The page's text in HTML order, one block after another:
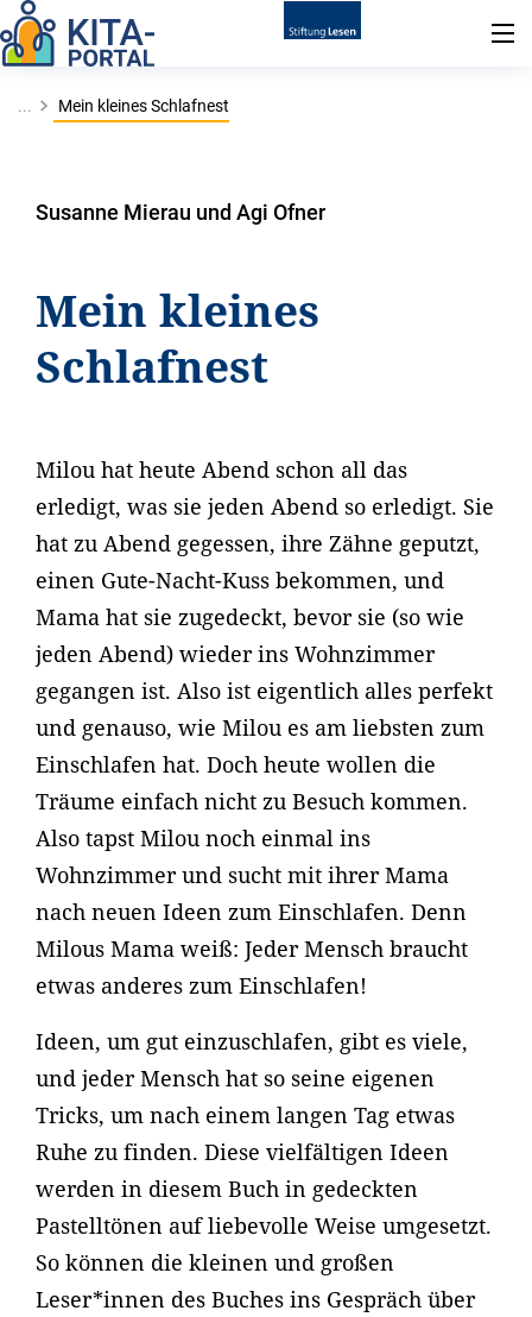
... Mein kleines Schlafnest
Susanne Mierau und Agi Ofner
Mein kleines
Schlafnest
Milou hat heute Abend schon all das
erledigt, was sie jeden Abend so erledigt. Sie
hat zu Abend gegessen, ihre Zähne geputzt,
einen Gute-Nacht-Kuss bekommen, und
Mama hat sie zugedeckt, bevor sie (so wie
jeden Abend) wieder ins Wohnzimmer
gegangen ist. Also ist eigentlich alles perfekt
und genauso, wie Milou es am liebsten zum
Einschlafen hat. Doch heute wollen die
Träume einfach nicht zu Besuch kommen.
Also tapst Milou noch einmal ins
Wohnzimmer und sucht mit ihrer Mama
nach neuen Ideen zum Einschlafen. Denn
Milous Mama weiß: Jeder Mensch braucht
etwas anderes zum Einschlafen!
Ideen, um gut einzuschlafen, gibt es viele,
und jeder Mensch hat so seine eigenen
Tricks, um nach einem langen Tag etwas
Ruhe zu finden. Diese vielfältigen Ideen
werden in diesem Buch in gedeckten
Pastelltönen auf liebevolle Weise umgesetzt.
So können die kleinen und großen
Leser*innen des Buches ins Gespräch über